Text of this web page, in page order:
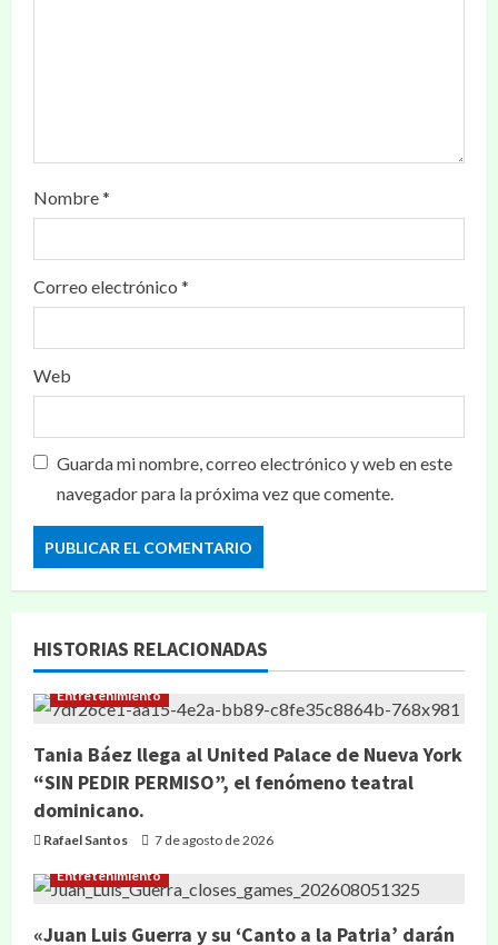
Nombre*
Correo electrónico *
Web
Guarda mi nombre, correo electrónico y web en este
navegador para la próxima vez que comente.
HISTORIAS RELACIONADAS
Entretenimiento
Tania Báez llega al United Palace de Nueva York
“SIN PEDIR PERMISO”, el fenómeno teatral
dominicano.
Rafael Santos 7 de agosto de 2026
Entretenimiento
«Juan Luis Guerra y su ‘Canto a la Patria’ darán